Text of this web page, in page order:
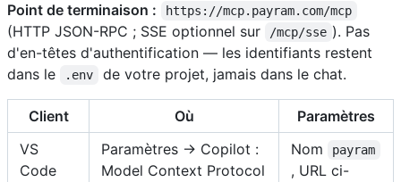
Point de terminaison : https://mcp.payram.com/mcp
(HTTP JSON-RPC ; SSE optionnel sur /mcp/sse ). Pas
d'en-têtes d'authentification — les identifiants restent
dans le
.env de votre projet, jamais dans le chat.
Client Où
Paramètres
VS
Code
Paramètres → Copilot :
Model Context Protocol
Nom payram
, URL ci-